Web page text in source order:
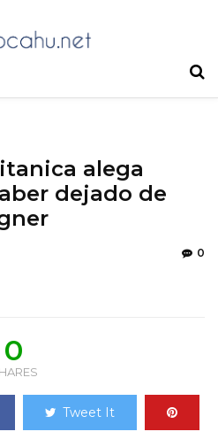
alega
dejado de
0
0
Tweet It